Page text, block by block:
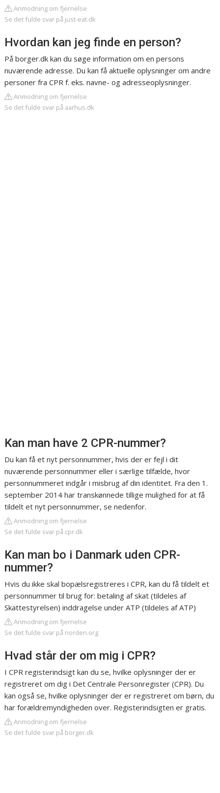
Anmodning om fjernelse
Se det fulde svar på just-eat.dk
Hvordan kan jeg finde en person?
På borger.dk kan du søge information om en persons
nuværende adresse. Du kan få aktuelle oplysninger om andre
personer fra CPR f. eks. navne- og adresseoplysninger.
Anmodning om fjernelse
Se det fulde svar på aarhus.dk
Kan man have 2 CPR-nummer?
Du kan få et nyt personnummer, hvis der er fejl i dit
nuværende personnummer eller i særlige tilfælde, hvor
personnummeret indgår i misbrug af din identitet. Fra den 1.
september 2014 har transkønnede tillige mulighed for at få
tildelt et nyt personnummer, se nedenfor.
Anmodning om fjernelse
Se det fulde svar på cpr.dk
Kan man bo i Danmark uden CPR-
nummer?
Hvis du ikke skal bopælsregistreres i CPR, kan du få tildelt et
personnummer til brug for: betaling af skat (tildeles af
Skattestyrelsen) inddragelse under ATP (tildeles af ATP)
Anmodning om fjernelse
Se det fulde svar på norden.org
Hvad står der om mig i CPR?
I CPR registerindsigt kan du se, hvilke oplysninger der er
registreret om dig i Det Centrale Personregister (CPR). Du
kan også se, hvilke oplysninger der er registreret om børn, du
har forældremyndigheden over. Registerindsigten er gratis.
Anmodning om fjernelse
Se det fulde svar på borger.dk